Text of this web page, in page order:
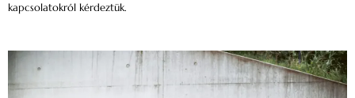
kapcsolatokról kérdeztük.